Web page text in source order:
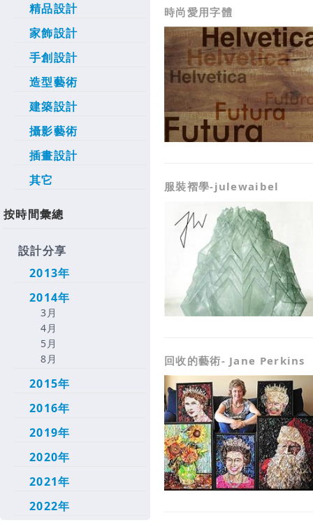
精品設計
家飾設計
手創設計
造型藝術
建築設計
攝影藝術
插畫設計
其它
按時間彙總
設計分享
2013年
2014年
3月
4月
5月
8月
2015年
2016年
2019年
2020年
2021年
2022年
時尚愛用字體
服裝褶學-julewaibel
回收的藝術- Jane Perkins